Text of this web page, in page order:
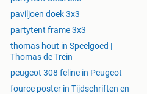
paviljoen doek 3x3
partytent frame 3x3
thomas hout in Speelgoed |
Thomas de Trein
peugeot 308 feline in Peugeot
fource poster in Tijdschriften en